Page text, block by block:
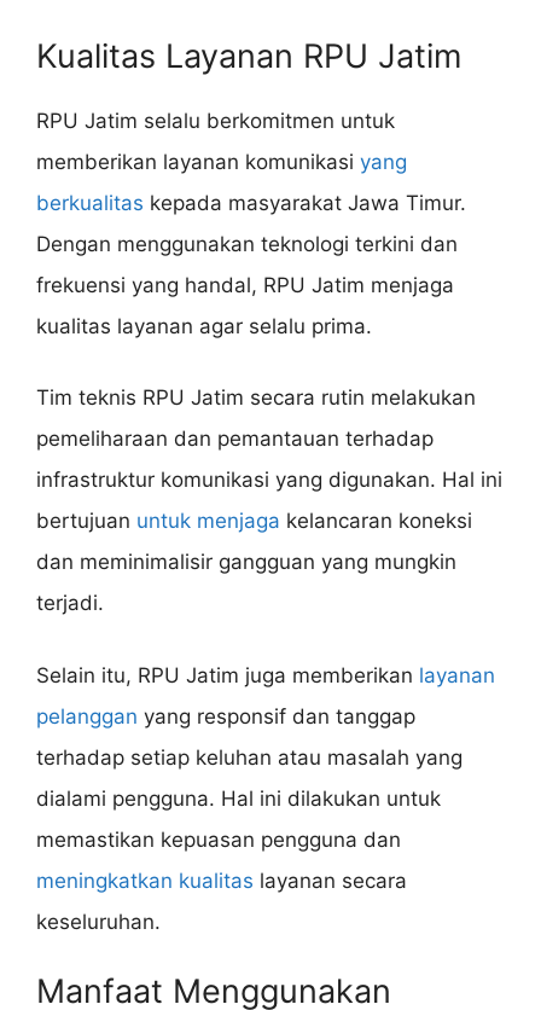
Kualitas Layanan RPU Jatim
RPU Jatim selalu berkomitmen untuk
memberikan layanan komunikasi yang
berkualitas kepada masyarakat Jawa Timur.
Dengan menggunakan teknologi terkini dan
frekuensi yang handal, RPU Jatim menjaga
kualitas layanan agar selalu prima.
Tim teknis RPU Jatim secara rutin melakukan
pemeliharaan dan pemantauan terhadap
infrastruktur komunikasi yang digunakan. Hal ini
bertujuan untuk menjaga kelancaran koneksi
dan meminimalisir gangguan yang mungkin
terjadi.
Selain itu, RPU Jatim juga memberikan layanan
pelanggan yang responsif dan tanggap
terhadap setiap keluhan atau masalah yang
dialami pengguna. Hal ini dilakukan untuk
memastikan kepuasan pengguna dan
meningkatkan kualitas layanan secara
keseluruhan.
Manfaat Menggunakan